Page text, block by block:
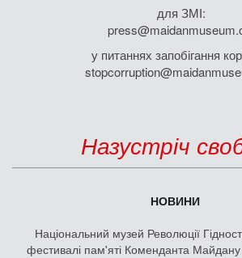
для ЗМІ:
у питаннях запобігання
Назустріч
НОВИНИ
Національний музей Революції
фестивалі пам'яті Коменданта Майдану